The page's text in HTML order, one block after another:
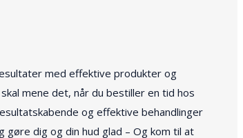
med effektive produkter og
mene det, når du bestiller en tid hos
og effektive behandlinger
dig og din hud glad – Og kom til at